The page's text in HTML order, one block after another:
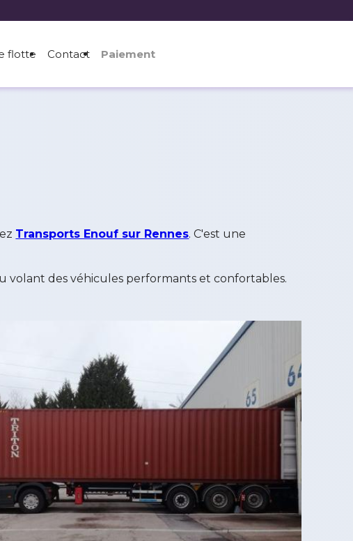
flotte Contact Paiement
Transports Enouf sur Rennes. C'est une
volant des véhicules performants et confortables.